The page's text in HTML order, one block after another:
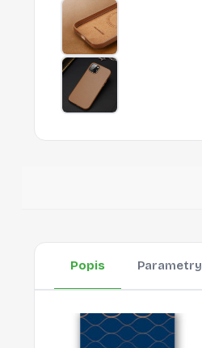
Popis Parametry